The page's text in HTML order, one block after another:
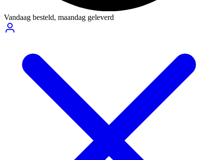
Vandaag besteld, maandag geleverd